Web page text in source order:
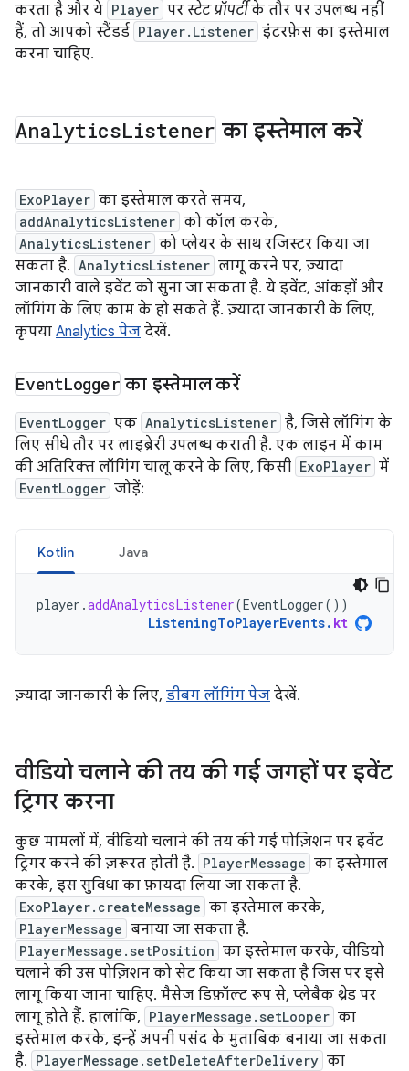
करता है और ये Player पर स्टेट प्रॉपर्टीके तौर पर उपलब्ध नहीं
हैं, तो आपको स्टैंडर्ड Player.Listener इंटरफ़ेस का इस्तेमाल
करना चाहिए.
AnalyticsListener का इस्तेमाल करें
ExoPlayer का इस्तेमाल करते समय,
addAnalyticsListener को कॉल करके,
AnalyticsListener को प्लेयर के साथ रजिस्टर किया जा
सकता है. AnalyticsListener लागू करने पर, ज़्यादा
जानकारी वाले इवेंट को सुना जा सकता है. ये इवेंट, आंकड़ों और
लॉगिंग के लिए काम के हो सकते हैं. ज़्यादा जानकारी के लिए,
कृपया Analytics पेज देखें.
EventLogger का इस्तेमाल करें
EventLogger एक AnalyticsListener है, जिसे लॉगिंग के
लिए सीधे तौर पर लाइब्रेरी उपलब्ध कराती है. एक लाइन में काम
की अतिरिक्त लॉगिंग चालू करने के लिए, किसी ExoPlayer में
EventLogger जोड़ें:
Kotlin Java
player .addAnalyticsListener(EventLogger())
ListeningToPlayerEvents. kt
ज़्यादा जानकारी के लिए, डीबग लॉगिंग पेज देखें.
वीडियो चलाने की तय की गई जगहों पर इवेंट
ट्रिगर करना
कुछ मामलों में, वीडियो चलाने की तय की गई पोज़िशन पर इवेंट
ट्रिगर करने की ज़रूरत होती है. PlayerMessage का इस्तेमाल
करके, इस सुविधा का फ़ायदा लिया जा सकता है.
ExoPlayer.createMessage का इस्तेमाल करके,
PlayerMessage बनाया जा सकता है.
PlayerMessage.setPosition का इस्तेमाल करके, वीडियो
चलाने की उस पोज़िशन को सेट किया जा सकता है जिस पर इसे
लागू किया जाना चाहिए. मैसेज डिफ़ॉल्ट रूप से, प्लेबैक थ्रेड पर
लागू होते हैं. हालांकि, PlayerMessage.setLooper का
इस्तेमाल करके, इन्हें अपनी पसंद के मुताबिक बनाया जा सकता
है. PlayerMessage.setDeleteAfterDelivery का